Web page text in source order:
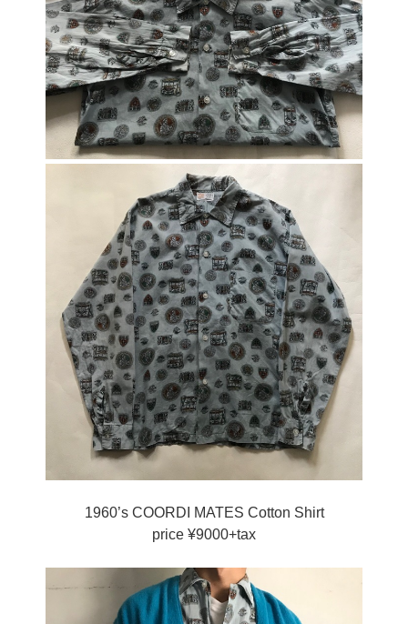
1960’s COORDI MATES Cotton Shirt
price ¥9000+tax